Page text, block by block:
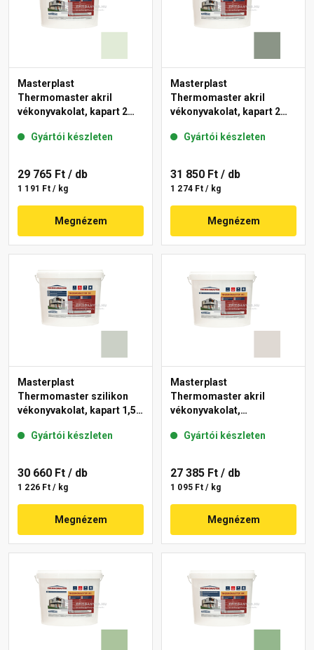
Masterplast
Thermomaster akril
vékonyvakolat, kapart 2
Gyártói készleten
29 765 Ft / db
1 191 Ft / kg
Megnézem
Masterplast
Thermomaster akril
vékonyvakolat, kapart 2
Gyártói készleten
31 850 Ft / db
1 274 Ft / kg
Megnézem
Masterplast
Thermomaster szilikon
vékonyvakolat, kapart 1,5
Gyártói készleten
30 660 Ft / db
1 226 Ft / kg
Megnézem
Masterplast
Thermomaster akril
vékonyvakolat,
45-E 25 kg
Gyártói készleten
27 385 Ft / db
1 095 Ft / kg
Megnézem